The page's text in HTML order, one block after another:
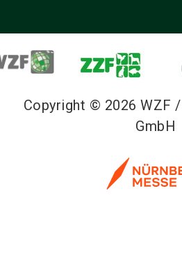
Copyright © 2026 WZF
GmbH